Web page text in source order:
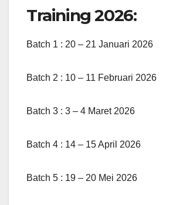
Training 2026:
Batch 1 : 20 – 21 Januari 2026
Batch 2 : 10 – 11 Februari 2026
Batch 3 : 3 – 4 Maret 2026
Batch 4 : 14 – 15 April 2026
Batch 5 : 19 – 20 Mei 2026